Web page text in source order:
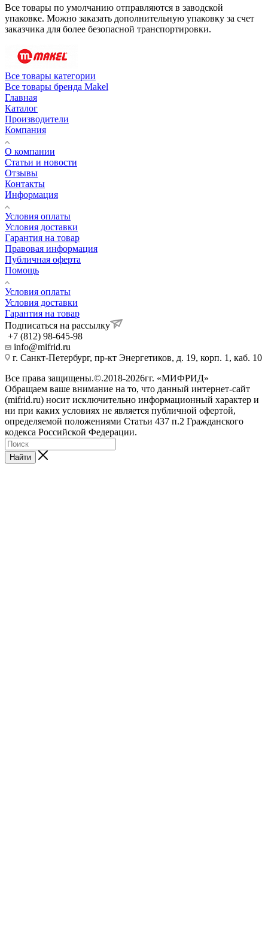
Все товары по умолчанию отправляются в заводской
упаковке. Можно заказать дополнительную упаковку за счет
заказчика для более безопасной транспортировки.
Все товары категории
Все товары бренда Makel
Главная
Каталог
Производители
Компания
О компании
Статьи и новости
Отзывы
Контакты
Информация
Условия оплаты
Условия доставки
Гарантия на товар
Правовая информация
Публичная оферта
Помощь
Условия оплаты
Условия доставки
Гарантия на товар
Подписаться на рассылку
+7 (812) 98-645-98
info@mifrid.ru
г. Санкт-Петербург, пр-кт Энергетиков, д. 19, корп. 1, каб. 10
Все права защищены.©.2018-2026гг. «МИФРИД»
Обращаем ваше внимание на то, что данный интернет-сайт
(mifrid.ru) носит исключительно информационный характер и
ни при каких условиях не является публичной офертой,
определяемой положениями Статьи 437 п.2 Гражданского
кодекса Российской Федерации.
Найти